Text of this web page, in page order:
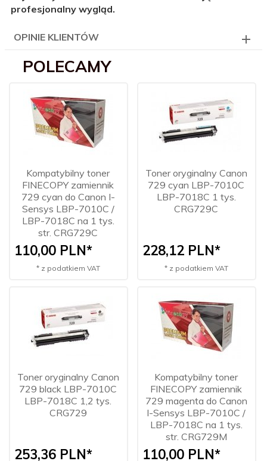
profesjonalny wygląd.
OPINIE KLIENTÓW
POLECAMY
Kompatybilny toner
FINECOPY zamiennik
729 cyan do Canon I-
Sensys LBP-7010C /
LBP-7018C na 1 tys.
str. CRG729C
110,00 PLN*
* z podatkiem VAT
Toner oryginalny Canon
729 cyan LBP-7010C
LBP-7018C 1 tys.
CRG729C
228,12 PLN*
* z podatkiem VAT
Toner oryginalny Canon
729 black LBP-7010C
LBP-7018C 1,2 tys.
CRG729
253,36 PLN*
Kompatybilny toner
FINECOPY zamiennik
729 magenta do Canon
I-Sensys LBP-7010C /
LBP-7018C na 1 tys.
str. CRG729M
110,00 PLN*